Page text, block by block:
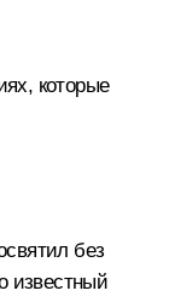
которые
без
известный